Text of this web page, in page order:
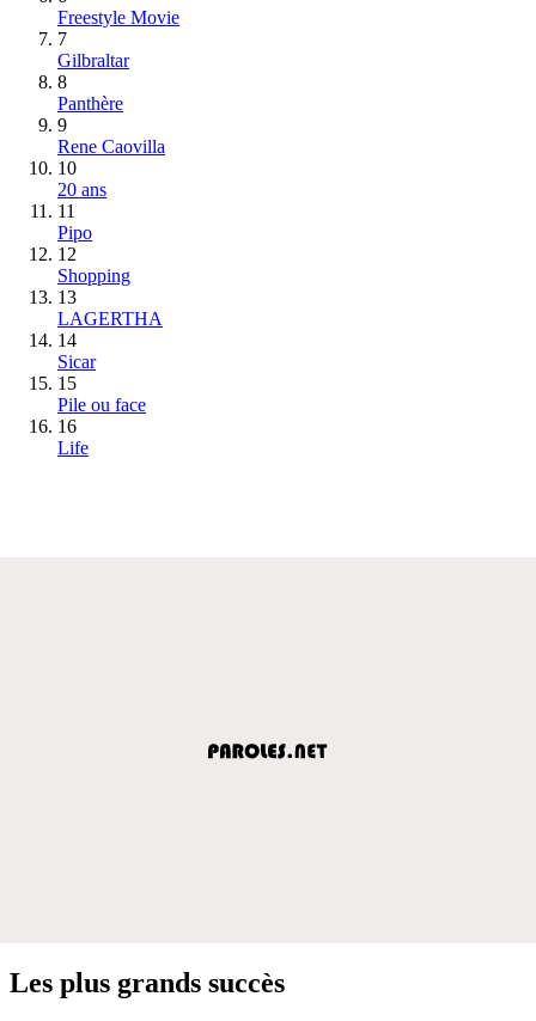
Freestyle Movie
7
Gilbraltar
8
Panthère
9
Rene Caovilla
10
20 ans
11
Pipo
12
Shopping
13
LAGERTHA
14
Sicar
15
Pile ou face
16
Life
Les plus grands succès